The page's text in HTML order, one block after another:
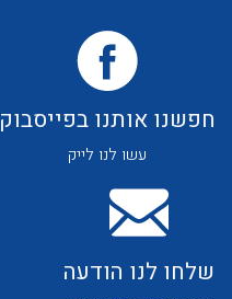
לכל מוצרי היצרן
חפשנו אותנו בפייסבוק
עשו לנו לייק
שלחו לנו הודעה